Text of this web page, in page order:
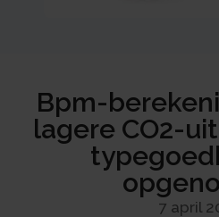
Bpm-
lagere CO2-
7 april